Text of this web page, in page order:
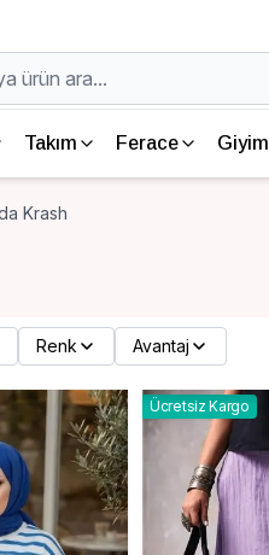
Takım Ferace Giyim
Krash
Renk Avantaj
Ücretsiz Kargo